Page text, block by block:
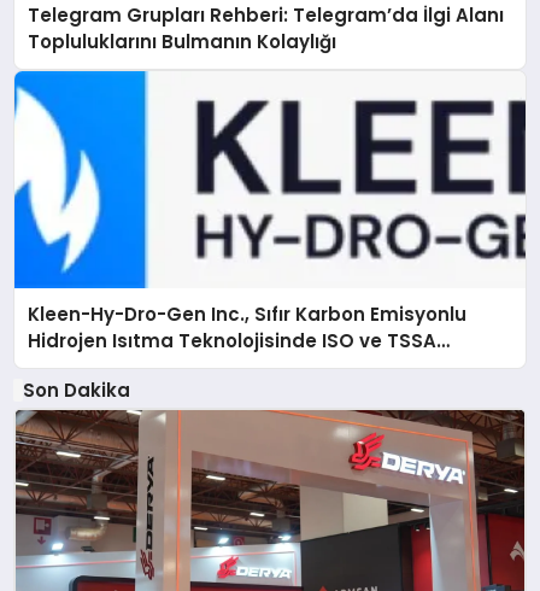
Telegram Grupları Rehberi: Telegram’da İlgi Alanı
Topluluklarını Bulmanın Kolaylığı
Kleen-Hy-Dro-Gen Inc., Sıfır Karbon Emisyonlu
Hidrojen Isıtma Teknolojisinde ISO ve TSSA
Düzenleyici Onaylarını Aldı
Son Dakika